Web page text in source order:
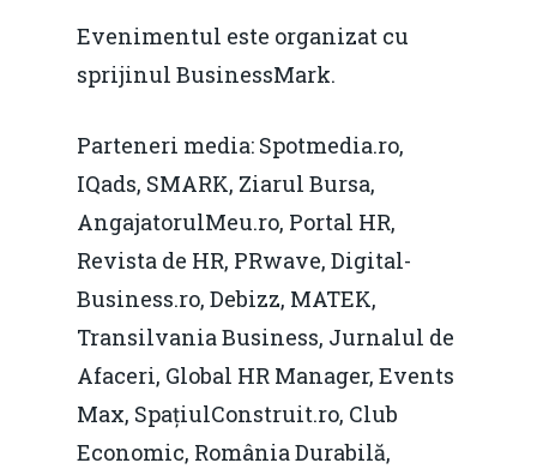
Evenimentul este organizat cu
sprijinul BusinessMark.
Parteneri media: Spotmedia.ro,
IQads, SMARK, Ziarul Bursa,
AngajatorulMeu.ro, Portal HR,
Revista de HR, PRwave, Digital-
Business.ro, Debizz, MATEK,
Transilvania Business, Jurnalul de
Afaceri, Global HR Manager, Events
Max, SpațiulConstruit.ro, Club
Economic, România Durabilă,
predictibilitate,
IMM
Rolul băncilor în
IMM
Redresare vs.
Durabilă
Martie 2016
Agribusiness
Economie
Piața gazelor naturale:
predictibilitate,
concurență.
Burse pentru
Daniel Apostol
Email: